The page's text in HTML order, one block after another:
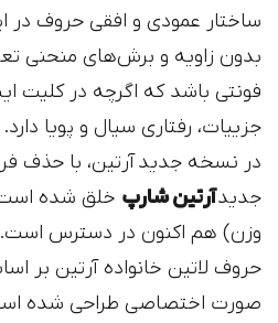
ساختار عمودی و افقی حروف در
بدون زاویه و برش‌های منحنی
فونتی باشد که اگرچه در کلیت
جزییات، رفتاری سیال و پویا دارد.
در نسخه جدیدآرتین، با حذف
جدیدآرتین شارپ
وزن) هم اکنون در دسترس است.
حروف لاتین خانواده آرتین بر
صورت اختصاصی طراحی شده‌ است